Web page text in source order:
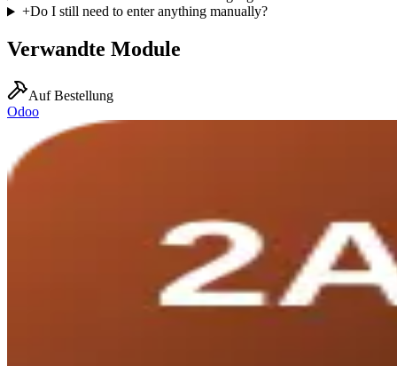
+Do I still need to enter anything manually?
Verwandte Module
Auf Bestellung
Odoo